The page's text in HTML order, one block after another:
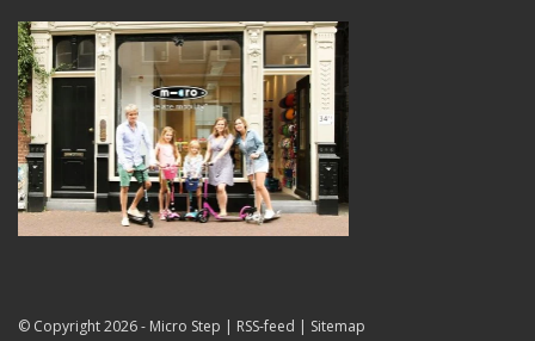
© Copyright 2026 - Micro Step | RSS-feed | Sitemap